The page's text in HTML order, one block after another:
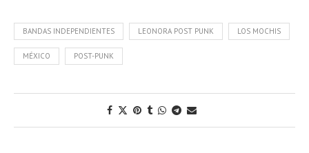
BANDAS INDEPENDIENTES LEONORA POST PUNK LOS MOCHIS
MÉXICO POST-PUNK